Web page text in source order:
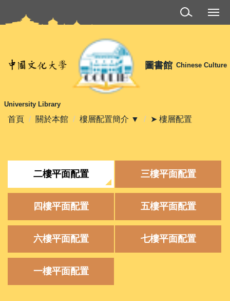
到
內
容
圖書館 Chinese Culture
University Library
首頁 關於本館 樓層配置簡介 ▼ ➤ 樓層配置
二樓平面配置 三樓平面配置
四樓平面配置 五樓平面配置
六樓平面配置 七樓平面配置
一樓平面配置